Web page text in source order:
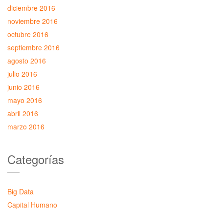
diciembre 2016
noviembre 2016
octubre 2016
septiembre 2016
agosto 2016
julio 2016
junio 2016
mayo 2016
abril 2016
marzo 2016
Categorías
Big Data
Capital Humano